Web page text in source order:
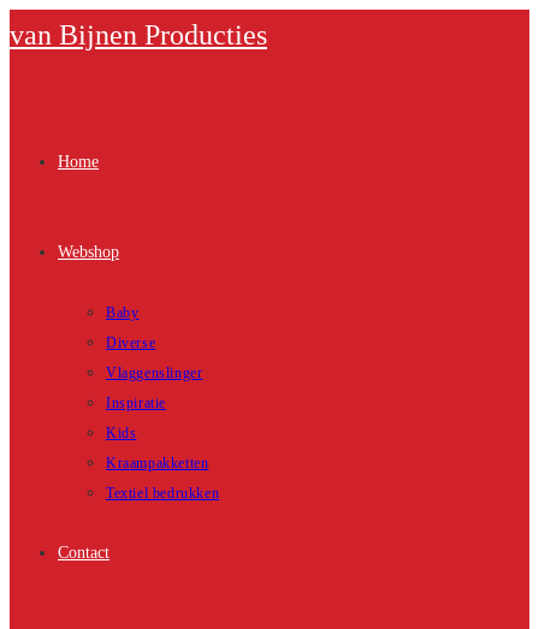
naar
van Bijnen Producties
Home
Webshop
Baby
Diverse
Vlaggenslinger
Inspiratie
Kids
Kraampakketten
Textiel bedrukken
Contact